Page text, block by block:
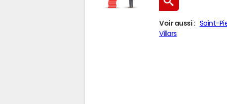
Voir aussi : Saint-
Villars